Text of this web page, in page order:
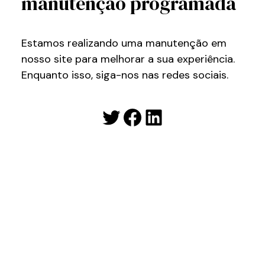
Estamos realizando uma manutenção em
nosso site para melhorar a sua experiência.
Enquanto isso, siga-nos nas redes sociais.
Twitter
Facebook
LinkedIn